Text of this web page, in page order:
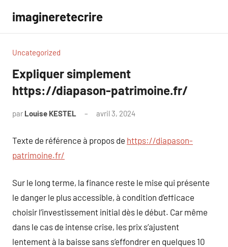
contenu
imagineretecrire
Uncategorized
Expliquer simplement
https://diapason-patrimoine.fr/
par Louise KESTEL avril 3, 2024
Texte de référence à propos de https://diapason-
patrimoine.fr/
Sur le long terme, la finance reste le mise qui présente
le danger le plus accessible, à condition d’efficace
choisir l’investissement initial dès le début. Car même
dans le cas de intense crise, les prix s’ajustent
lentement à la baisse sans s’effondrer en quelques 10